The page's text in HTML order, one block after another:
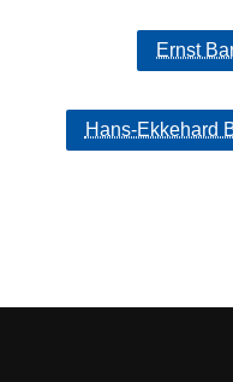
Ernst
Hans-Ekkehard